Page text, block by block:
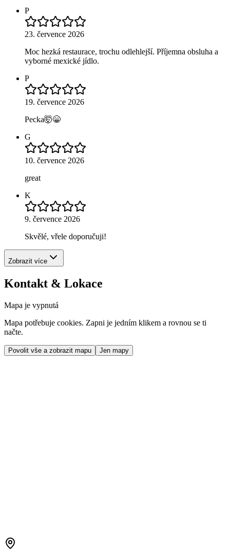
P
23. července 2026
Moc hezká restaurace, trochu odlehlejší. Příjemna obsluha a
vyborné mexické jídlo.
P
19. července 2026
Pecka🤯😁
G
10. července 2026
great
K
9. července 2026
Skvělé, vřele doporučuji!
Zobrazit více
Kontakt & Lokace
Mapa je vypnutá
Mapa potřebuje cookies. Zapni je jedním klikem a rovnou se ti
načte.
Povolit vše a zobrazit mapu Jen mapy